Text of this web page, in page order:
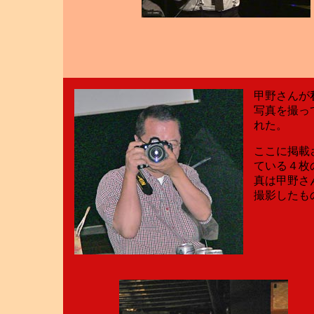
甲野さんが
写真を撮っ
れた。
ここに掲載
ている４枚
真は甲野さ
撮影したも